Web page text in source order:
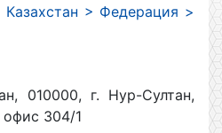
> Федерация >
010000, г. Нур-Султан,
офис 304/1